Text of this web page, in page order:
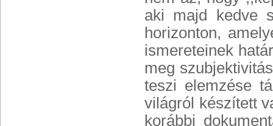
aki majd kedve
horizonton,
ismereteinek
meg
teszi elemzése
világról készített
korábbi